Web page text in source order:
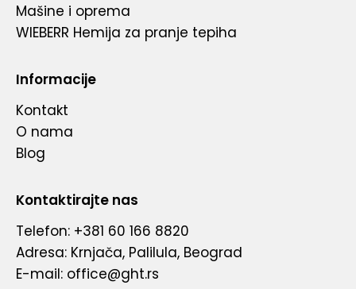
Mašine i oprema
WIEBERR Hemija za pranje tepiha
Informacije
Kontakt
O nama
Blog
Kontaktirajte nas
Telefon: +381 60 166 8820
Adresa: Krnjača, Palilula, Beograd
E-mail: office@ght.rs